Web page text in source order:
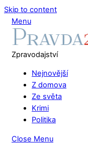
Skip to content
Menu
Zpravodajství
Nejnovější
Z domova
Ze světa
Krimi
Politika
Close Menu